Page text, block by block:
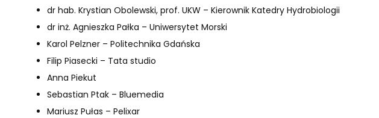
dr hab. Krystian Obolewski, prof. UKW – Kierownik Katedry Hydrobiologii
dr inż. Agnieszka Pałka – Uniwersytet Morski
Karol Pelzner – Politechnika Gdańska
Filip Piasecki – Tata studio
Anna Piekut
Sebastian Ptak – Bluemedia
Mariusz Pułas – Pelixar